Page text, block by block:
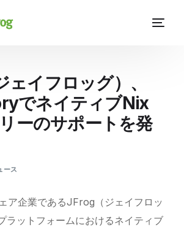
イフロッグ）、
でネイティブNix
ーのサポートを発
ース
ア企業であるJFrog（ジェイフロッ
ラットフォームにおけるネイティブ